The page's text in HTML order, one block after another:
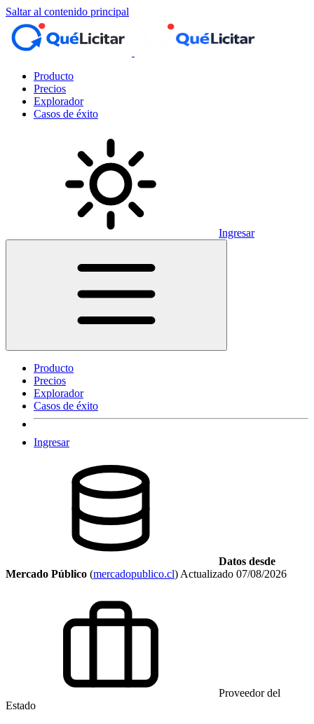
Saltar al contenido principal
Producto
Precios
Explorador
Casos de éxito
Ingresar
Producto
Precios
Explorador
Casos de éxito
Ingresar
Datos desde
Mercado Público (mercadopublico.cl) Actualizado 07/08/2026
Proveedor del
Estado